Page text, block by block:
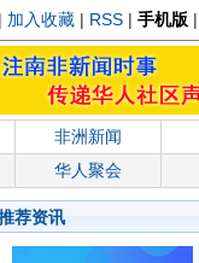
| 加入收藏 | RSS | 手机版 |
非洲新闻
华人聚会
荐资讯